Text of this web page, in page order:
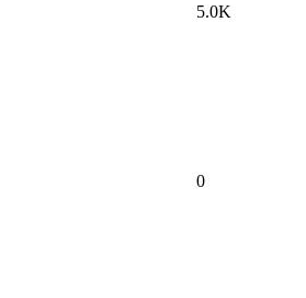
5.0K
0